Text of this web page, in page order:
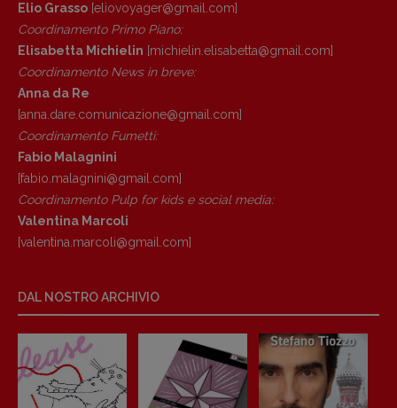
Elio Grasso [eliovoyager@gmail.com]
Coordinamento Primo Piano:
Elisabetta Michielin [michielin.elisabetta@gmail.com]
Coordinamento News in breve:
Anna da Re
[anna.dare.comunicazione@gmail. com]
Coordinamento Fumetti:
Fabio Malagnini
[fabio.malagnini@gmail. com]
Coordinamento Pulp for kids e social media:
Valentina Marcoli
[valentina.marcoli@gmail. com]
DAL NOSTRO ARCHIVIO